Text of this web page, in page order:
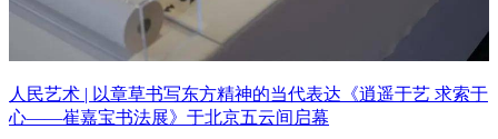
人民艺术 | 以章草书写东方精神的当代表达《逍遥于艺 求索于
心——崔嘉宝书法展》于北京五云间启幕